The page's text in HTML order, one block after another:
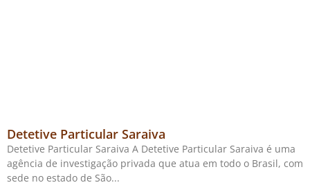
Detetive Particular Saraiva
Detetive Particular Saraiva A Detetive Particular Saraiva é uma
agência de investigação privada que atua em todo o Brasil, com
sede no estado de São